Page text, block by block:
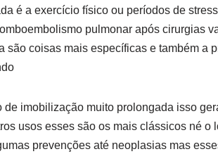
é a exercício físico ou períodos de
pulmonar após cirurgias
são coisas mais específicas e também a
imobilização muito prolongada isso
usos esses são os mais clássicos né o
prevenções até neoplasias mas